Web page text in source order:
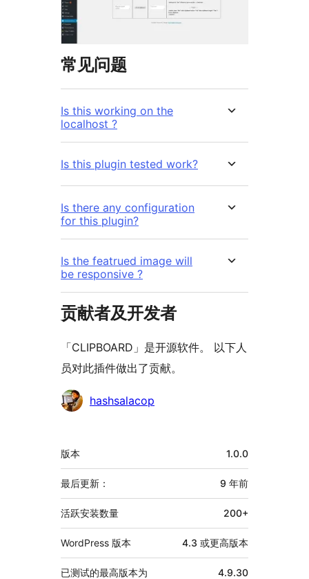
常见问题
Is this working on the
localhost ?
Is this plugin tested work?
Is there any configuration
for this plugin?
Is the featrued image will
be responsive ?
贡献者及开发者
「CLIPBOARD」是开源软件。 以下人
员对此插件做出了贡献。
贡
hashsalacop
额
外
信
息
版本 1.0.0
最后更新： 9 年前
活跃安装数量 200+
WordPress 版本 4.3 或更高版本
已测试的最高版本为 4.9.30